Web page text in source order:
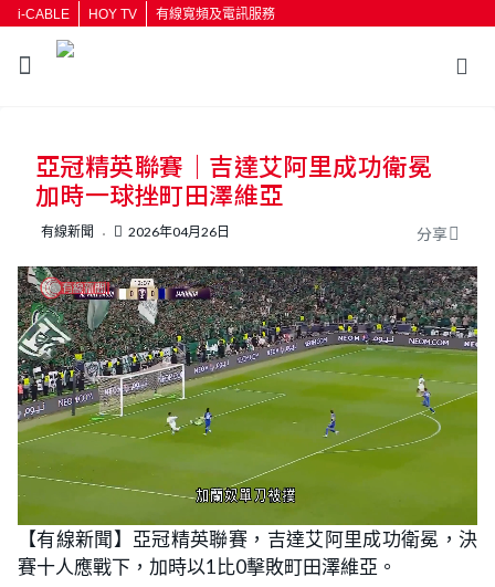
i-CABLE HOY TV 有線寬頻及電訊服務
按輸入鍵開始搜尋
亞冠精英聯賽｜吉達艾阿里成功衛冕
加時一球挫町田澤維亞
有線新聞 2026年04月26日 分享
n
m
t
e
o
a
d
e
d
【有線新聞】亞冠精英聯賽，吉達艾阿里成功衛冕，決
賽十人應戰下，加時以1比0擊敗町田澤維亞。